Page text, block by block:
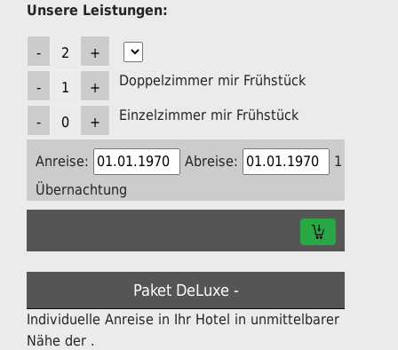
Unsere Leistungen:
Doppelzimmer mir Frühstück
Einzelzimmer mir Frühstück
Anreise: Abreise:
1
Übernachtung
Paket DeLuxe -
Individuelle Anreise in Ihr Hotel in unmittelbarer
Nähe der .